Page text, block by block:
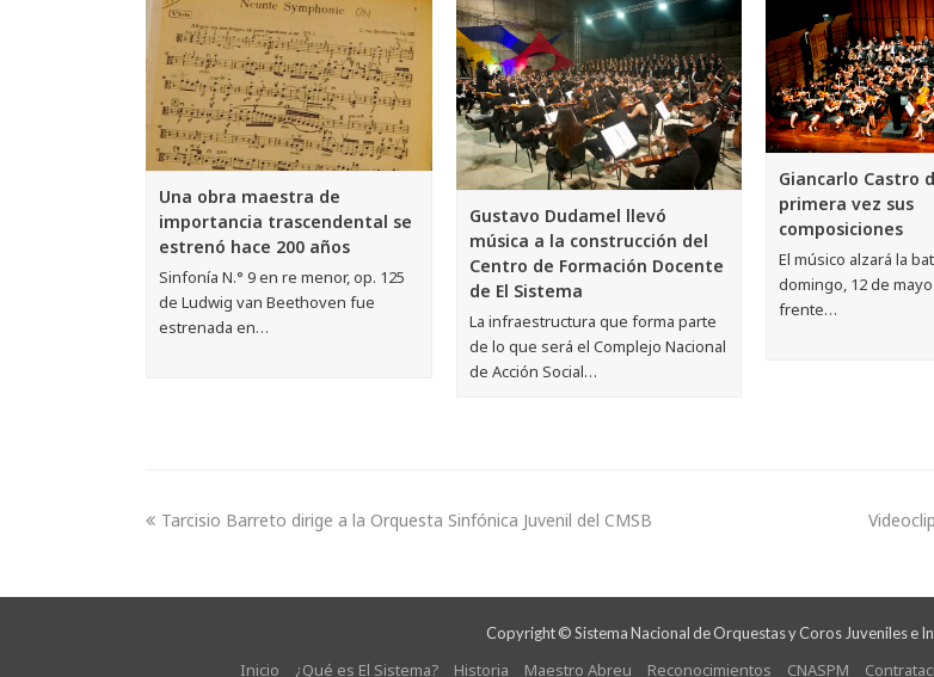
Una obra maestra de
importancia trascendental se
estrenó hace 200 años
Sinfonía N.° 9 en re menor, op. 125
de Ludwig van Beethoven fue
estrenada en…
Gustavo Dudamel llevó
música a la construcción del
Centro de Formación Docente
de El Sistema
La infraestructura que forma parte
de lo que será el Complejo Nacional
de Acción Social…
Giancarlo Castro
primera vez sus
composiciones
El músico alzará la
domingo, 12 de mayo
frente…
Tarcisio Barreto dirige a la Orquesta Sinfónica Juvenil del CMSB
Copyright © Sistema Nacional de Orquestas y Coros Juveniles e
Inicio ¿Qué es El Sistema? Historia Maestro Abreu Reconocimientos CNASPM